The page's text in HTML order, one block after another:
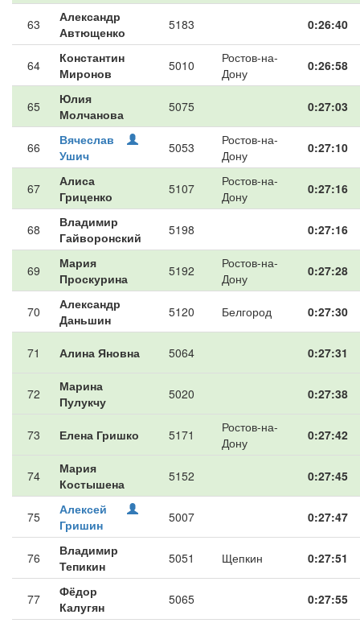
63
Александр
Автющенко
5183 0:26:40
64
Константин
Миронов
5010
Ростов-на-
Дону
0:26:58
65
Юлия
Молчанова
5075 0:27:03
66
Вячеслав
Ушич
5053
Ростов-на-
Дону
0:27:10
67
Алиса
Гриценко
5107
Ростов-на-
Дону
0:27:16
68
Владимир
Гайворонский
5198 0:27:16
69
Мария
Проскурина
5192
Ростов-на-
Дону
0:27:28
70
Александр
Даньшин
5120 Белгород 0:27:30
71 Алина Яновна 5064 0:27:31
72
Марина
Пулукчу
5020 0:27:38
73 Елена Гришко 5171
Ростов-на-
Дону
0:27:42
74
Мария
Костышена
5152 0:27:45
75
Алексей
Гришин
5007 0:27:47
76
Владимир
Тепикин
5051 Щепкин 0:27:51
77
Фёдор
Калугян
5065 0:27:55